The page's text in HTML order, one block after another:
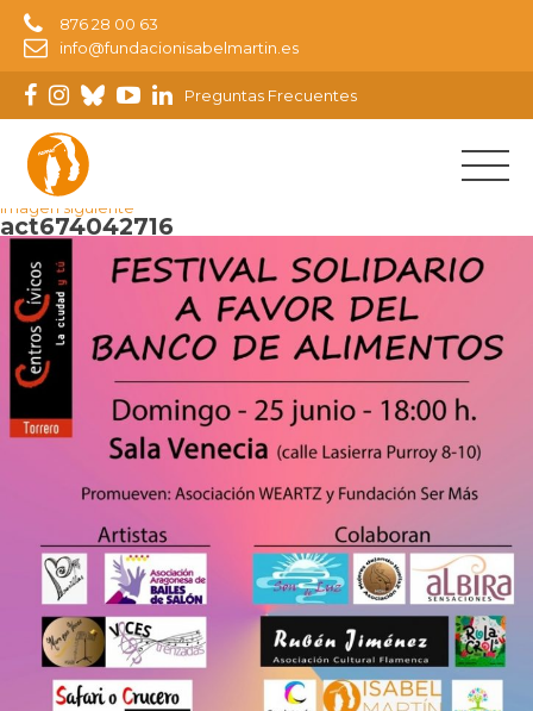
876 28 00 63
info@fundacionisabelmartin.es
Preguntas Frecuentes
Imagen anterior
Imagen siguiente
act674042716